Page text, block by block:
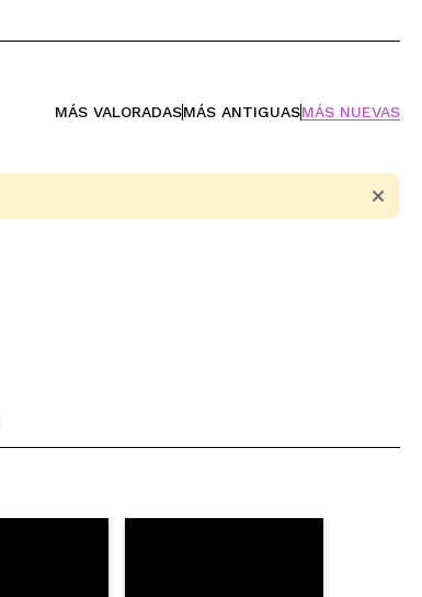
MÁS VALORADASMÁS ANTIGUASMÁS NUEVAS